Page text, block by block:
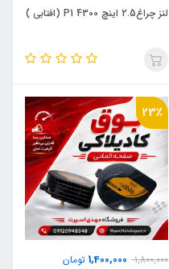
لنز چراغ2.5 اینچ 4300 P1 (افتابی )
23٪
1,800,000
1,400,000 تومان